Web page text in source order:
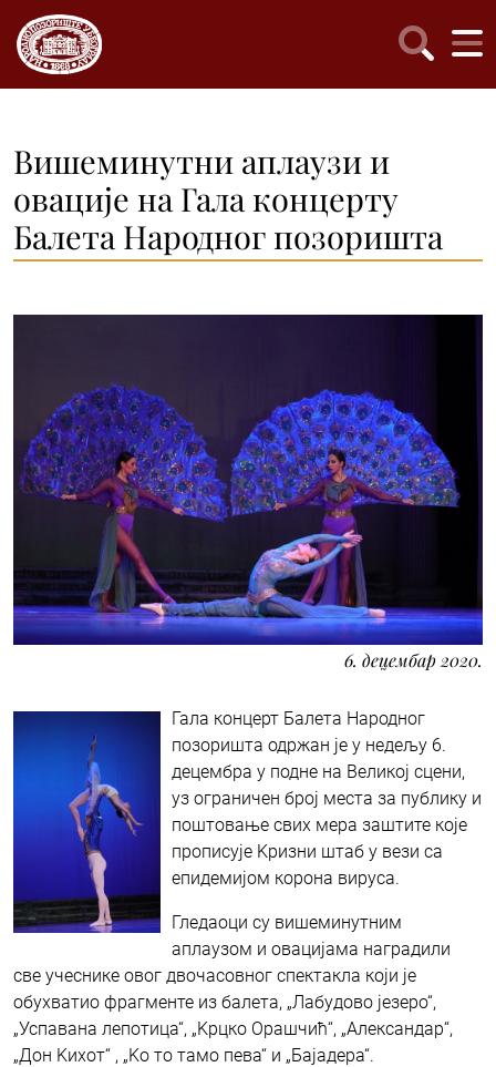
Вишеминутни аплаузи и
овације на Гала концерту
Балета Народног позоришта
6. децембар 2020.
Гала концерт Балета Народног
позоришта одржан је у недељу 6.
децембра у подне на Великој сцени,
уз ограничен број места за публику и
поштовање свих мера заштите које
прописује Kризни штаб у вези са
епидемијом корона вируса.
Гледаоци су вишеминутним
аплаузом и овацијама наградили
све учеснике овог двочасовног спектакла који је
обухватио фрагменте из балета, „Лабудово језеро“,
„Успавана лепотица“, „Kрцко Орашчић“, „Александар“,
„Дон Kихот“ , „Kо то тамо пева“ и „Бајадера“.